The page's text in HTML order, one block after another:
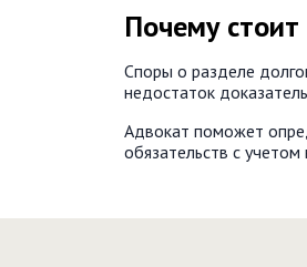
Почему стоит
Споры о разделе
недостаток
Адвокат поможет
обязательств с